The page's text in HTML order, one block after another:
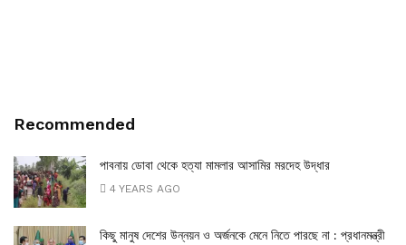
Recommended
পাবনায় ডোবা থেকে হত্যা মামলার আসামির মরদেহ উদ্ধার
4 YEARS AGO
কিছু মানুষ দেশের উন্নয়ন ও অর্জনকে মেনে নিতে পারছে না : প্রধানমন্ত্রী